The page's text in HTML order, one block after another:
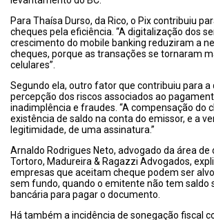
Para Thaísa Durso, da Rico, o Pix contribuiu
cheques pela eficiência. “A digitalização dos
crescimento do mobile banking reduziram a
cheques, porque as transações se tornaram
celulares”.
Segundo ela, outro fator que contribuiu para a
percepção dos riscos associados ao
inadimplência e fraudes. “A compensação do
existência de saldo na conta do emissor, e a
legitimidade, de uma assinatura.”
Arnaldo Rodrigues Neto, advogado da área de
Tortoro, Madureira & Ragazzi Advogados,
empresas que aceitam cheque podem ser
sem fundo, quando o emitente não tem saldo
bancária para pagar o documento.
Há também a incidência de sonegação fiscal